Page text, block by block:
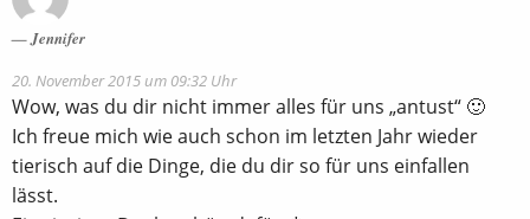
Jennifer
20. November 2015 um 09:32 Uhr
Wow, was du dir nicht immer alles für uns „antust“ 🙂
Ich freue mich wie auch schon im letzten Jahr wieder
tierisch auf die Dinge, die du dir so für uns einfallen
lässt.